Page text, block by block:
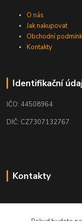
O nás
Jak nakupovat
Obchodní
Kontakty
Identifikační
IČO: 44508964
DIČ: CZ7307132767
Kontakty